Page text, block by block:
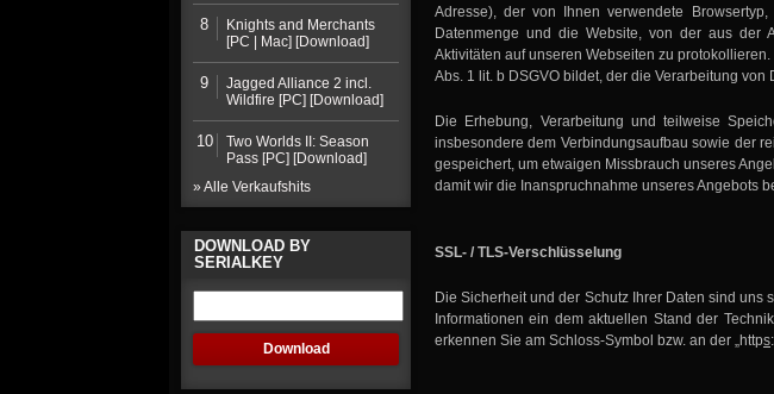
8
Knights and Merchants
[PC | Mac] [Download]
9
Jagged Alliance 2 incl.
Wildfire [PC] [Download]
10
Two Worlds II: Season
Pass [PC] [Download]
» Alle Verkaufshits
DOWNLOAD BY
SERIALKEY
Adresse), der von Ihnen verwendete
Datenmenge und die Website, von der aus der
Aktivitäten auf unseren Webseiten zu
Abs. 1 lit. b DSGVO bildet, der die Verarbeitung
Die Erhebung, Verarbeitung und teilweise
insbesondere dem Verbindungsaufbau sowie der
gespeichert, um etwaigen Missbrauch unseres
damit wir die Inanspruchnahme unseres Angebots
SSL- / TLS-Verschlüsselung
Die Sicherheit und der Schutz Ihrer Daten sind
Informationen ein dem aktuellen Stand der
erkennen Sie am Schloss-Symbol bzw. an der „https